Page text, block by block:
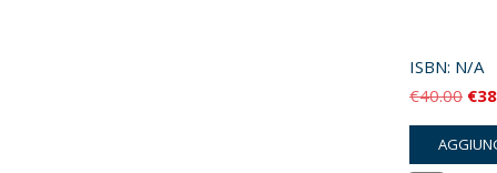
ISBN: N/A
€40.00 Il
€